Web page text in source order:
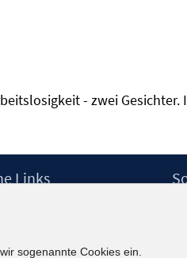
- zwei Gesichter.
Links
Barrierefreiheit
sogenannte Cookies ein.